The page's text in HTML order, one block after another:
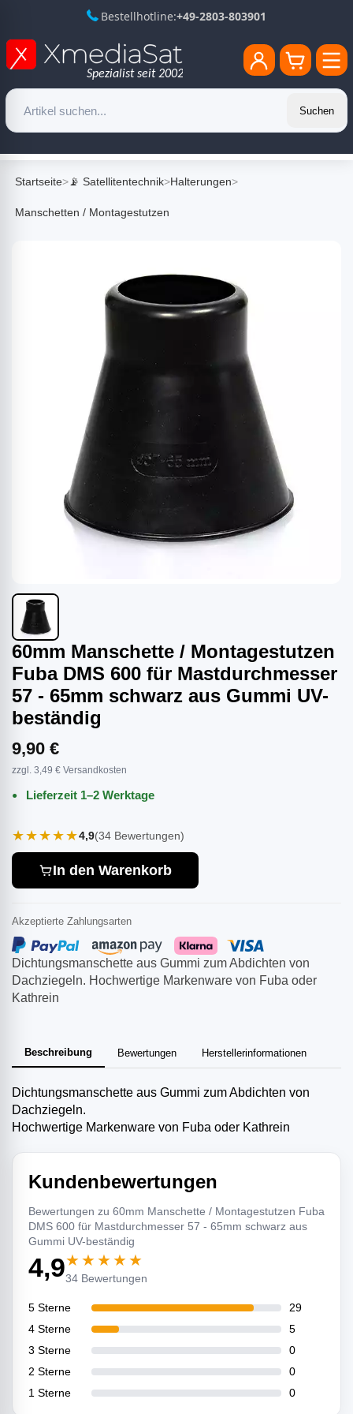
Bestellhotline:+49-2803-803901
Suchen
Startseite>📡 Satellitentechnik>Halterungen>
Manschetten / Montagestutzen
60mm Manschette / Montagestutzen
Fuba DMS 600 für Mastdurchmesser
57 - 65mm schwarz aus Gummi UV-
beständig
Dichtungsmanschette aus Gummi zum Abdichten von
Dachziegeln. Hochwertige Markenware von Fuba oder
Kathrein
Beschreibung Bewertungen Herstellerinformationen
Dichtungsmanschette aus Gummi zum Abdichten von
Dachziegeln.
Hochwertige Markenware von Fuba oder Kathrein
Kundenbewertungen
Bewertungen zu 60mm Manschette / Montagestutzen Fuba
DMS 600 für Mastdurchmesser 57 - 65mm schwarz aus
Gummi UV-beständig
4,9★★★★★
34 Bewertungen
5 Sterne
29
4 Sterne
5
3 Sterne
0
2 Sterne
0
1 Sterne
0
9,90 €
zzgl. 3,49 € Versandkosten
Lieferzeit 1–2 Werktage
★★★★★4,9(34 Bewertungen)
In den Warenkorb
Akzeptierte Zahlungsarten